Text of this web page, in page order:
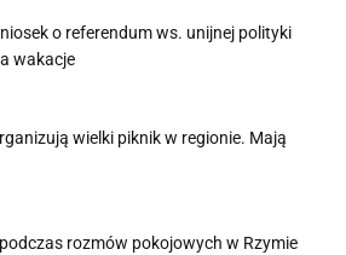
o referendum ws. unijnej polityki
wakacje
wielki piknik w regionie. Mają
rozmów pokojowych w Rzymie